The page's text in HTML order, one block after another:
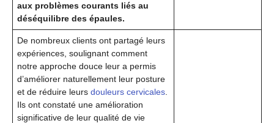
aux problèmes courants liés au
déséquilibre des épaules.
De nombreux clients ont partagé leurs
expériences, soulignant comment
notre approche douce leur a permis
d’améliorer naturellement leur posture
et de réduire leurs douleurs cervicales
Ils ont constaté une amélioration
significative de leur qualité de vie